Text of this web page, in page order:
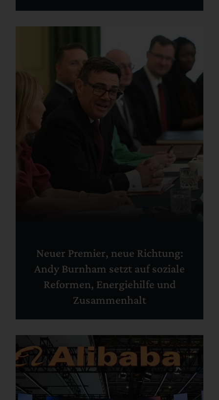
Neuer Premier, neue Richtung:
Andy Burnham setzt auf soziale
Reformen, Energiehilfe und
Zusammenhalt